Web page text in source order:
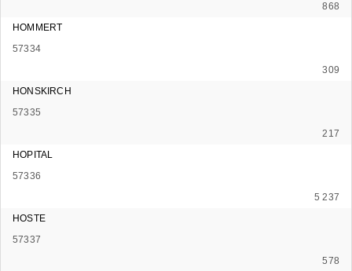
868
HOMMERT
57334
309
HONSKIRCH
57335
217
HOPITAL
57336
5 237
HOSTE
57337
578